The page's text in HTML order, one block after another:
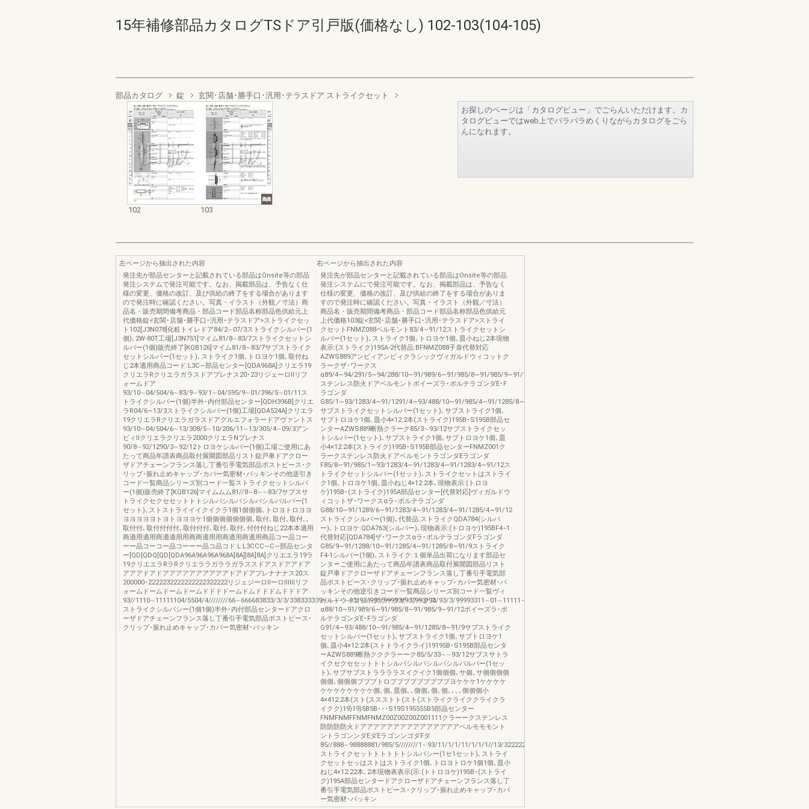
15年補修部品カタログTSドア引戸版(価格なし) 102-103(104-105)
部品カタログ 錠 玄関･店舗･勝手口･汎用･テラスドア ストライクセット
102 103
お探しのページは「カタログビュー」でごらんいただけます。カ
タログビューではweb上でパラパラめくりながらカタログをごら
んになれます。
左ページから抽出された内容
発注先が部品センターと記載されている部品はOnsite等の部品
発注システムで発注可能です。なお、掲載部品は、予告なく仕
様の変更、価格の改訂、及び供給の終了をする場合があります
ので発注時に確認ください。写真・イラスト（外観／寸法）商
品名・販売期間備考商品・部品コード部品名称部品色供給元上
代価格錠<玄関･店舗･勝手口･汎用･テラスドア>ストライクセッ
ト102[J3N078]化粧トイレドア84/2∼07/3ストライクシルバー(1
個)､2W-80T工場[J3N751]マイム81/8∼83/7ストライクセットシ
ルバー(1個)販売終了[KQB126]マイム81/8∼83/7サブストライク
セットシルバー(1セット)､ストライク1個､トロヨケ1個､取付ね
じ2本適用商品コード:L3C∼部品センター[QDA968A]クリエラ19
クリエラRクリエラガラスドアプレナス20･23リジェーロⅡリフ
ォームドア
93/10∼04/504/6∼83/9∼93/1∼04/595/9∼01/396/5∼01/11ス
トライクシルバー(1個)半外･内付部品センター[QDH396B]クリエ
ラR04/6∼13/3ストライクシルバー(1個)工場[QDA524A]クリエラ
19クリエラRクリエラガラスドアグルエフォラードアヴァントス
93/10∼04/504/6∼13/308/5∼10/206/11∼13/305/4∼09/3アン
ビィⅡクリエラクリエラ2000クリエラNプレナス
90/8∼92/1290/3∼92/12トロヨケシルバー(1個)工場ご使用にあ
たって商品年譜表商品取付展開図部品リスト錠戸車ドアクロー
ザドアチェーンフランス落し丁番引手電気部品ポストピース･ク
リップ･振れ止めキャップ･カバー気密材･パッキンその他逆引き
コード一覧商品シリーズ別コード一覧ストライクセットシルバ
ー(1個)販売終了[KQB126]マイムムム81//8∼8∼∼83/7サブスサ
トライクセクセセットトトシルバシルバシルバシルバルバー(1
セット)､ストストライイイクイクラ1個1個個個､トロヨトロヨヨ
ヨヨヨヨヨトヨトヨヨヨケ1個個個個個個個､取付､取付､取付､､
取付付､取付付付付､取付付付､取付､取付､付付付ねじ22本本適用
商適用適用商適適用用商商適用用商適用商適用商品コー品コー
ーー品コーコー品コーーー品コ品コド:L:L3CCC∼C∼部品センタ
ー[QD[QDQ[QD[QDA96A96A96A968A]8A]]8A]8A]クリエエラ19ラ
19クリエエラRラRクリエララガララガラススドアスドアアドア
アアアドアドアアアアアアアアアアドアドアプレナナナス20ス
200000･2222232222222222322222リジェジーロⅡーロⅡⅡⅡリフ
ォームドームドームドームドドドドームドムドドドムドドドア
93//1110∼11111104/5504/4////////66∼666683833/3/3/338333339∼∼∼∼∼93/93/993/99993/93/993/93/93/3/99993311∼01∼11111∼14/595/5///5/5/////9∼09∼0999999991/31/33/33/3/3/3/31/331/31/3/1/3//96/
ストライクシルバシー(1個1個)半外･内付部品センタードアクロ
ーザドアチェーンフランス落し丁番引手電気部品ポストピース･
クリップ･振れ止めキャップ･カバー気密材･パッキン
右ページから抽出された内容
発注先が部品センターと記載されている部品はOnsite等の部品
発注システムにで発注可能です。なお、掲載部品は、予告なく
仕様の変更、価格の改訂、及び供給の終了をする場合がありま
すので発注時に確認ください。写真・イラスト（外観／寸法）
商品名・販売期間備考商品・部品コード部品名称部品色供給元
上代価格103錠<玄関･店舗･勝手口･汎用･テラスドア>ストライ
クセットFNMZ088ベルモント83/4∼91/12ストライクセットシ
ルバー(1セット)､ストライク1個､トロヨケ1個､皿小ねじ2本現物
表示:(ストライク)195A-2代替品:BFNMZ088子扉代替対応
AZWS889アンビィアンビィクラシックヴィガルドウィコットク
ラークザ･ワークス
α89/4∼94/291/5∼94/288/10∼91/989/6∼91/985/8∼91/985/9∼91/12
ステンレス防火ドアベルモントボイーズラ･ポルテラゴンダE･F
ラゴンダ
G85/1∼93/1283/4∼91/1291/4∼93/488/10∼91/985/4∼91/1285/8∼91/9
サブストライクセットシルバー(1セット)､サブストライク1個､
サブトロヨケ1個､皿小4×12:2本(ストライク)195B･S195B部品セ
ンターAZWS889断熱クラーク85/3∼93/12サブストライクセッ
トシルバー(1セット)､サブストライク1個､サブトロヨケ1個､皿
小4×12:2本(ストライク)195B･S195B部品センターFNMZ001ク
ラークステンレス防火ドアベルモントラゴンダEラゴンダ
F85/8∼91/985/1∼93/1283/4∼91/1283/4∼91/1283/4∼91/12ス
トライクセットシルバー(1セット)､ストライクセットはストライ
ク1個､トロヨケ1個､皿小ねじ4×12:2本､現物表示:(トロヨ
ケ)195B･(ストライク)195A部品センター[代替対応]ヴィガルドウ
ィコットザ･ワークスαラ･ポルテラゴンダ
G88/10∼91/1289/6∼91/1283/4∼91/1283/4∼91/1285/4∼91/12
ストライクシルバー(1個)､代替品:ストライクQDA784(シルバ
ー)､トロヨケ:QDA763(シルバー)､現物表示:(トロヨケ)195BF4−1
代替対応[QDA784]ザ･ワークスαラ･ポルテラゴンダFラゴンダ
G85/9∼91/1288/10∼91/1285/4∼91/1285/8∼91/9ストライク
F4-1シルバー(1個)､ストライク:１個単品出荷になります部品セ
ンターご使用にあたって商品年譜表商品取付展開図部品リスト
錠戸車ドアクローザドアチェーンフランス落し丁番引手電気部
品ポストピース･クリップ･振れ止めキャップ･カバー気密材･パ
ッキンその他逆引きコード一覧商品シリーズ別コード一覧ヴィ
ガルドウィコットクラークザ･ワークス
α88/10∼91/989/6∼91/985/8∼91/985/9∼91/12ボイーズラ･ポ
ルテラゴンダE･Fラゴンダ
G91/4∼93/488/10∼91/985/4∼91/1285/8∼91/9サブストライク
セットシルバー(1セット)､サブストライク1個､サブトロヨケ1
個､皿小4×12:2本(ストトライクライ)19195B･S195B部品センタ
ーAZWS889断熱クククラーーク85/5/33∼∼93/12サブスサトラ
イクセクセセットトトシルバシルバシルバシルバルバー(1セッ
ト)､サブサブストララララスイクイク1個個個､サ個､サ個個個個
個個､個個個ブブブトロブブブブブブブブブヨケケケ1ケケケケ
ケケケケケケケケ個､個､皿個､､個個､個､個､､､､個個個小
4×412:2本(スト(ススストト(スト(ストライクライククライクラ
イクク)19)19)5B5B･･･S19S195555B5部品センター
FNMFNMFFNMFNMZ00Z00Z00Z001111クラーークステンレス
防防防防火ドアアアアアアアアアアアアアアアベルモモモント
ントラゴンンダEダEラゴンンゴダFダ
85//888∼98888881/985/5////////1∼93/11/1/1/11/1/1/1//13/32222222283833/3/3/338333334∼9∼99∼9∼9∼99∼99∼999∼∼11/11111283/83/883/88883/83/
ストライクセットトトトトトシルバシー(1セ1セット)､ストライ
クセットセッはストはストライク1個､トロヨトロケ1個1個､皿小
ねじ4×12:22本､2本現物表表示(示:(トトロヨケ)195B･(ストライ
ク)195A部品センタードアクローザドアチェーンフランス落し丁
番引手電気部品ポストピース･クリップ･振れ止めキャップ･カバ
ー気密材･パッキン